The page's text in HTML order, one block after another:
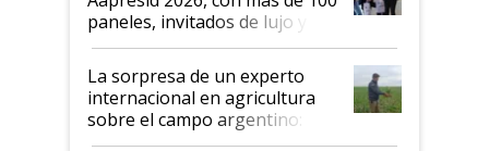
años"
paneles, invitados de lujo y
todas las tendencias
La sorpresa de un experto
internacional en agricultura
sobre el campo argentino:
"Estoy muy impresionado"